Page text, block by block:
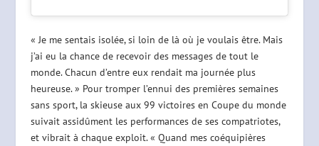
« Je me sentais isolée, si loin de là où je voulais être. Mais
j’ai eu la chance de recevoir des messages de tout le
monde. Chacun d’entre eux rendait ma journée plus
heureuse. » Pour tromper l’ennui des premières semaines
sans sport, la skieuse aux 99 victoires en Coupe du monde
suivait assidûment les performances de ses compatriotes,
et vibrait à chaque exploit. « Quand mes coéquipières